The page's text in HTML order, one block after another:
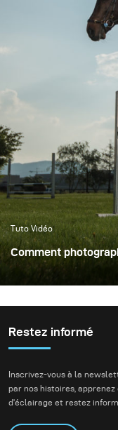
Tuto Vidéo
Comment
Restez informé
Inscrivez-vous à la
par nos histoires,
d'éclairage et restez